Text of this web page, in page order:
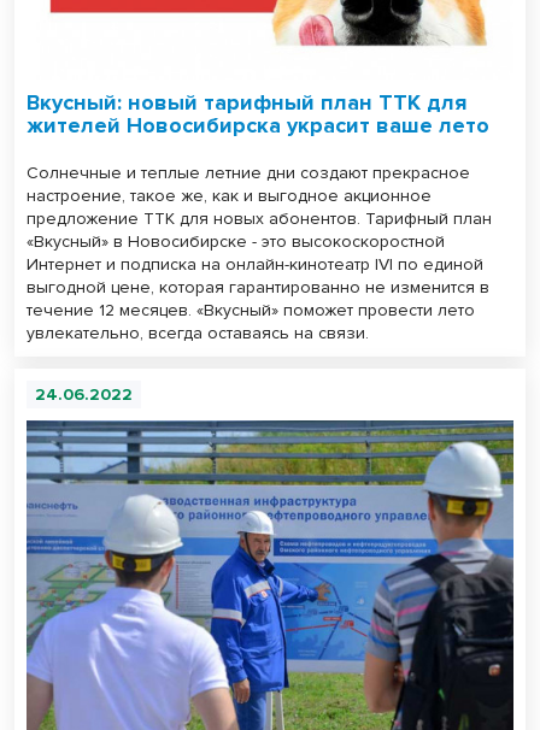
Вкусный: новый тарифный план ТТК для
жителей Новосибирска украсит ваше лето
Солнечные и теплые летние дни создают прекрасное
настроение, такое же, как и выгодное акционное
предложение ТТК для новых абонентов. Тарифный план
«Вкусный» в Новосибирске - это высокоскоростной
Интернет и подписка на онлайн-кинотеатр IVI по единой
выгодной цене, которая гарантированно не изменится в
течение 12 месяцев. «Вкусный» поможет провести лето
увлекательно, всегда оставаясь на связи.
24.06.2022